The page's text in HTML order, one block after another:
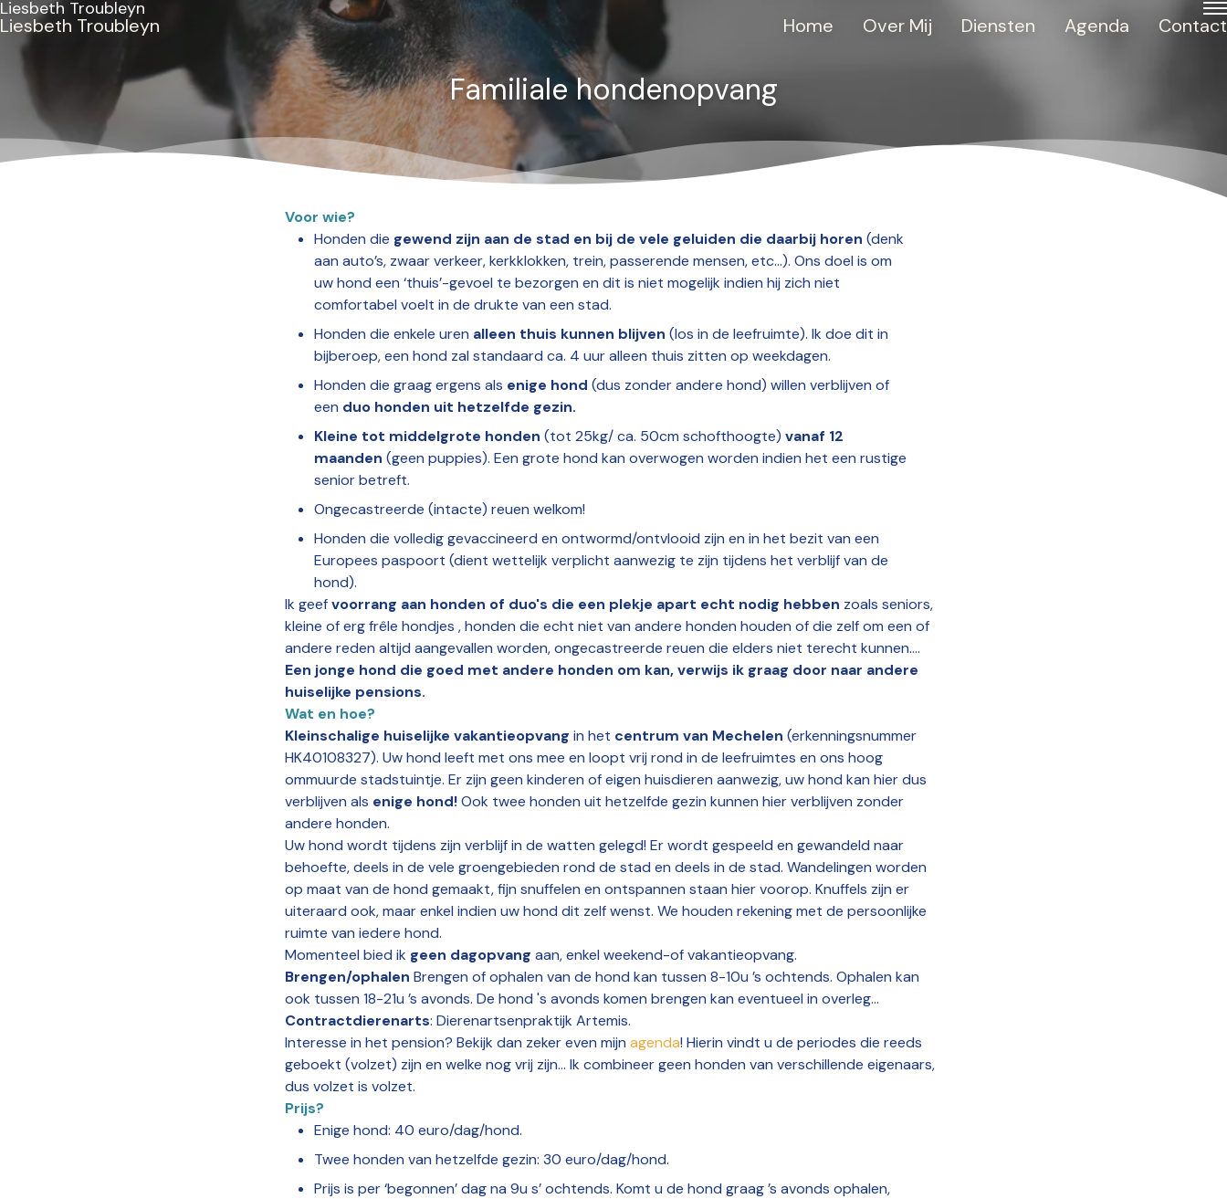
Liesbeth Troubleyn
Liesbeth Troubleyn Home Over Mij Diensten Agenda Contact
Familiale hondenopvang
Voor wie?
Honden die gewend zijn aan de stad en bij de vele geluiden die daarbij horen (denk
aan auto’s, zwaar verkeer, kerkklokken, trein, passerende mensen, etc…). Ons doel is om
uw hond een ‘thuis’-gevoel te bezorgen en dit is niet mogelijk indien hij zich niet
comfortabel voelt in de drukte van een stad.
Honden die enkele uren alleen thuis kunnen blijven (los in de leefruimte). Ik doe dit in
bijberoep, een hond zal standaard ca. 4 uur alleen thuis zitten op weekdagen.
Honden die graag ergens als enige hond (dus zonder andere hond) willen verblijven of
een duo honden uit hetzelfde gezin.
Kleine tot middelgrote honden (tot 25kg/ ca. 50cm schofthoogte) vanaf 12
maanden (geen puppies). Een grote hond kan overwogen worden indien het een rustige
senior betreft.
Ongecastreerde (intacte) reuen welkom!
Honden die volledig gevaccineerd en ontwormd/ontvlooid zijn en in het bezit van een
Europees paspoort (dient wettelijk verplicht aanwezig te zijn tijdens het verblijf van de
hond).
Ik geefvoorrang aan honden of duo's die een plekje apart echt nodig hebben zoals seniors,
kleine of erg frêle hondjes , honden die echt niet van andere honden houden of die zelf om een of
andere reden altijd aangevallen worden, ongecastreerde reuen die elders niet terecht kunnen....
Een jonge hond die goed met andere honden om kan, verwijs ik graag door naar andere
huiselijke pensions.
Wat en hoe?
Kleinschalige huiselijke vakantieopvang in het centrum van Mechelen (erkenningsnummer
HK40108327). Uw hond leeft met ons mee en loopt vrij rond in de leefruimtes en ons hoog
ommuurde stadstuintje. Er zijn geen kinderen of eigen huisdieren aanwezig, uw hond kan hier dus
verblijven als enige hond!Ook twee honden uit hetzelfde gezin kunnen hier verblijven zonder
andere honden.
Uw hond wordt tijdens zijn verblijf in de watten gelegd! Er wordt gespeeld en gewandeld naar
behoefte, deels in de vele groengebieden rond de stad en deels in de stad. Wandelingen worden
op maat van de hond gemaakt, fijn snuffelen en ontspannen staan hier voorop. Knuffels zijn er
uiteraard ook, maar enkel indien uw hond dit zelf wenst. We houden rekening met de persoonlijke
ruimte van iedere hond.
Momenteel bied ik geen dagopvang aan, enkel weekend-of vakantieopvang.
Brengen/ophalen Brengen of ophalen van de hond kan tussen 8-10u ’s ochtends. Ophalen kan
ook tussen 18-21u ’s avonds. De hond 's avonds komen brengen kan eventueel in overleg...
Contractdierenarts: Dierenartsenpraktijk Artemis.
Interesse in het pension? Bekijk dan zeker even mijn agenda! Hierin vindt u de periodes die reeds
geboekt (volzet) zijn en welke nog vrij zijn... Ik combineer geen honden van verschillende eigenaars,
dus volzet is volzet.
Prijs?
Enige hond: 40 euro/dag/hond.
Twee honden van hetzelfde gezin: 30 euro/dag/hond.
Prijs is per ‘begonnen’ dag na 9u s’ ochtends. Komt u de hond graag ’s avonds ophalen,